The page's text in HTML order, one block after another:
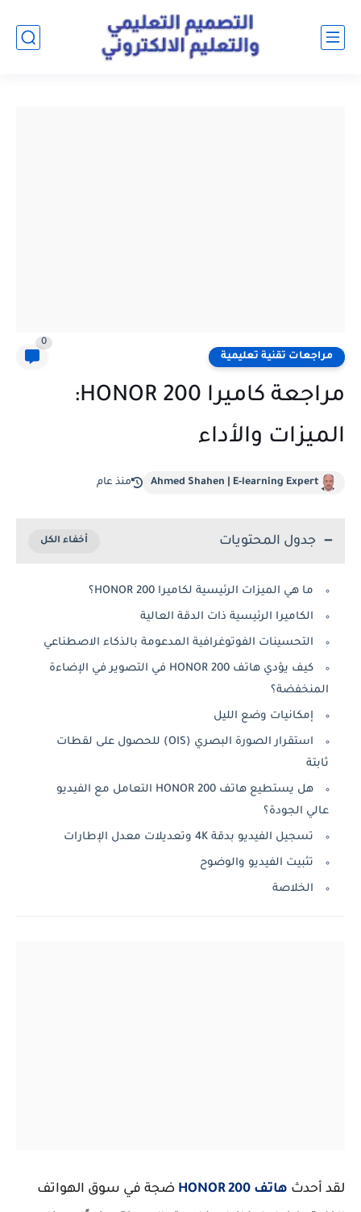
مراجعات تقنية تعليمية
0
مراجعة كاميرا HONOR 200:
الميزات والأداء
Ahmed Shahen | E-learning Expert منذ عام
جدول المحتويات
ما هي الميزات الرئيسية لكاميرا HONOR 200؟
الكاميرا الرئيسية ذات الدقة العالية
التحسينات الفوتوغرافية المدعومة بالذكاء الاصطناعي
كيف يؤدي هاتف HONOR 200 في التصوير في الإضاءة
المنخفضة؟
إمكانيات وضع الليل
استقرار الصورة البصري (OIS) للحصول على لقطات
ثابتة
هل يستطيع هاتف HONOR 200 التعامل مع الفيديو
عالي الجودة؟
تسجيل الفيديو بدقة 4K وتعديلات معدل الإطارات
تثبيت الفيديو والوضوح
الخلاصة
لقد أحدث هاتف HONOR 200
ضجة في سوق الهواتف